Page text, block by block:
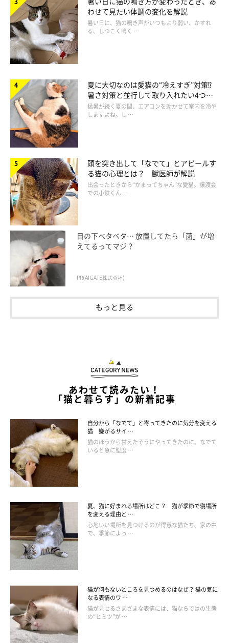
いっしょに飼う上で気をつけていることは？
・「特にありません」
・「気をつけることがありませんでした」
・「お互いに攻撃しないように見ている」
・「猫は強いので、犬の目に攻撃しないようには注意して見てい
ます」
・「お互いの食事を別々に管理、猫の爪を定期的にカット」
・「犬が猫のご飯を食べたり猫が犬のご飯を食べたりするので、
違う場所でご飯をあげています」
【獣医師解説】猫といっしょにほかの動物を
わせて見たい体調の変化を解説
暑い日に、猫の鳴き声がいつもより弱い、かすれ
る、しつこく鳴く …
夏に大切なのは愛猫の“冷えすぎ”対策⁉
暑さ対策と並行して取り入れたい4つの
工夫
猛暑が続く夏の間、エアコンを効かせて室内を冷や
しますよね。し …
頭を突き出して「なでて」とアピールす
る猫の心理とは？ 獣医師が解説
出会ったときから“かまってちゃん”な愛猫。譲渡会
での小鉄くん …
目の下ベタベタ… 放置してたら「菌」が増
えてるってマジ？
PR(AIGATE株式会社)
もっと見る
あわせて読みたい！
「猫と暮らす」の新着記事
自分から「なでて」と寄ってきたのに気分を変える
猫 嫌がるサイ …
猫のほうから甘えたそうにやってきたのに、なでて
いると急に態度 …
夏、猫に好まれる場所はどこ？ 猫が季節で寝場所
を変える理由と …
心地いい場所を見つけるのが得意な猫たち。家の中
で、季節によっ …
猫が何もないところを見つめるのはなぜ？ 猫の気に
なる表情のワ …
猫が見せるさまざまな表情には、猫ならではの生態
の“ヒミツ”が …